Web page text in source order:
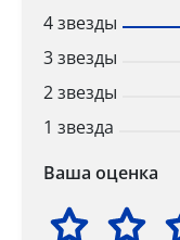
4 звезды
3 звезды
2 звезды
1 звезда
Ваша оценка